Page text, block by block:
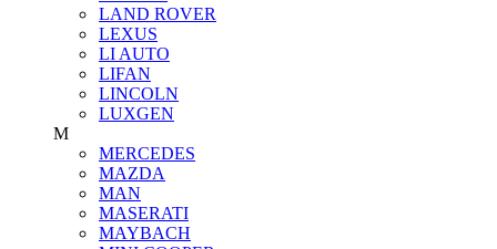
LAND ROVER
LEXUS
LI AUTO
LIFAN
LINCOLN
LUXGEN
M
MERCEDES
MAZDA
MAN
MASERATI
MAYBACH